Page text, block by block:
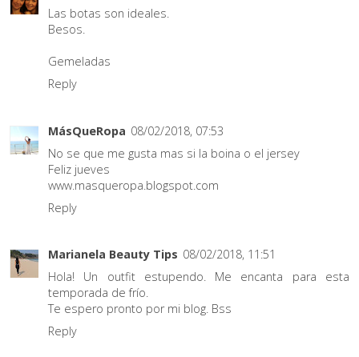
Las botas son ideales.
Besos.
Gemeladas
Reply
MásQueRopa 08/02/2018, 07:53
No se que me gusta mas si la boina o el jersey
Feliz jueves
www.masqueropa.blogspot.com
Reply
Marianela Beauty Tips 08/02/2018, 11:51
Hola! Un outfit estupendo. Me encanta para esta
temporada de frío.
Te espero pronto por mi blog. Bss
Reply